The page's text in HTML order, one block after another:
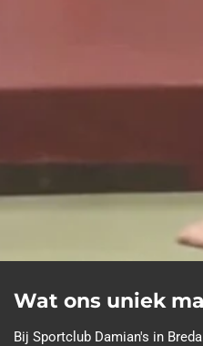
Wat ons uniek
Bij Sportclub Damian's in